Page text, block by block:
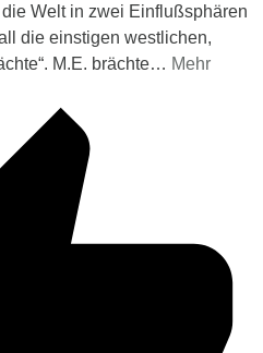
Welt in zwei Einflußsphären
die einstigen westlichen,
M.E. brächte… Mehr